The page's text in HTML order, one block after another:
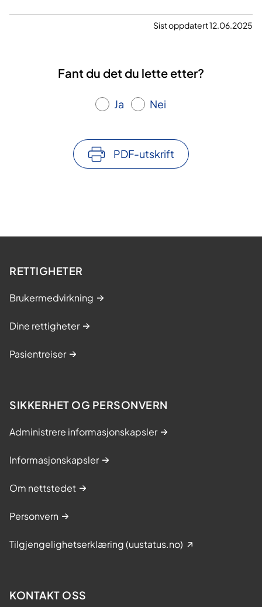
Sist oppdatert 12.06.2025
Fant du det du lette etter?
Ja Nei
PDF-utskrift
RETTIGHETER
Brukermedvirkning
Dine rettigheter
Pasientreiser
SIKKERHET OG PERSONVERN
Administrere informasjonskapsler
Informasjonskapsler
Om nettstedet
Personvern
Tilgjengelighetserklæring (uustatus.no)
KONTAKT OSS